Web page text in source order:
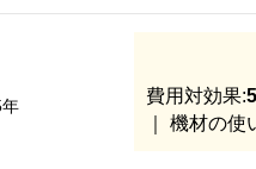
費用対効果:
｜ 機材の使